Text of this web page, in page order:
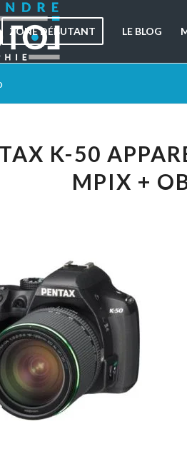
ZONE DÉBUTANT LE BLOG
K-50
MPIX +